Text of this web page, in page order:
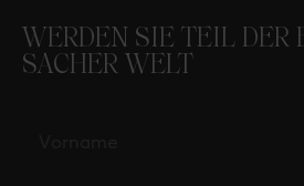
WERDEN SIE TEIL DER
SACHER WELT